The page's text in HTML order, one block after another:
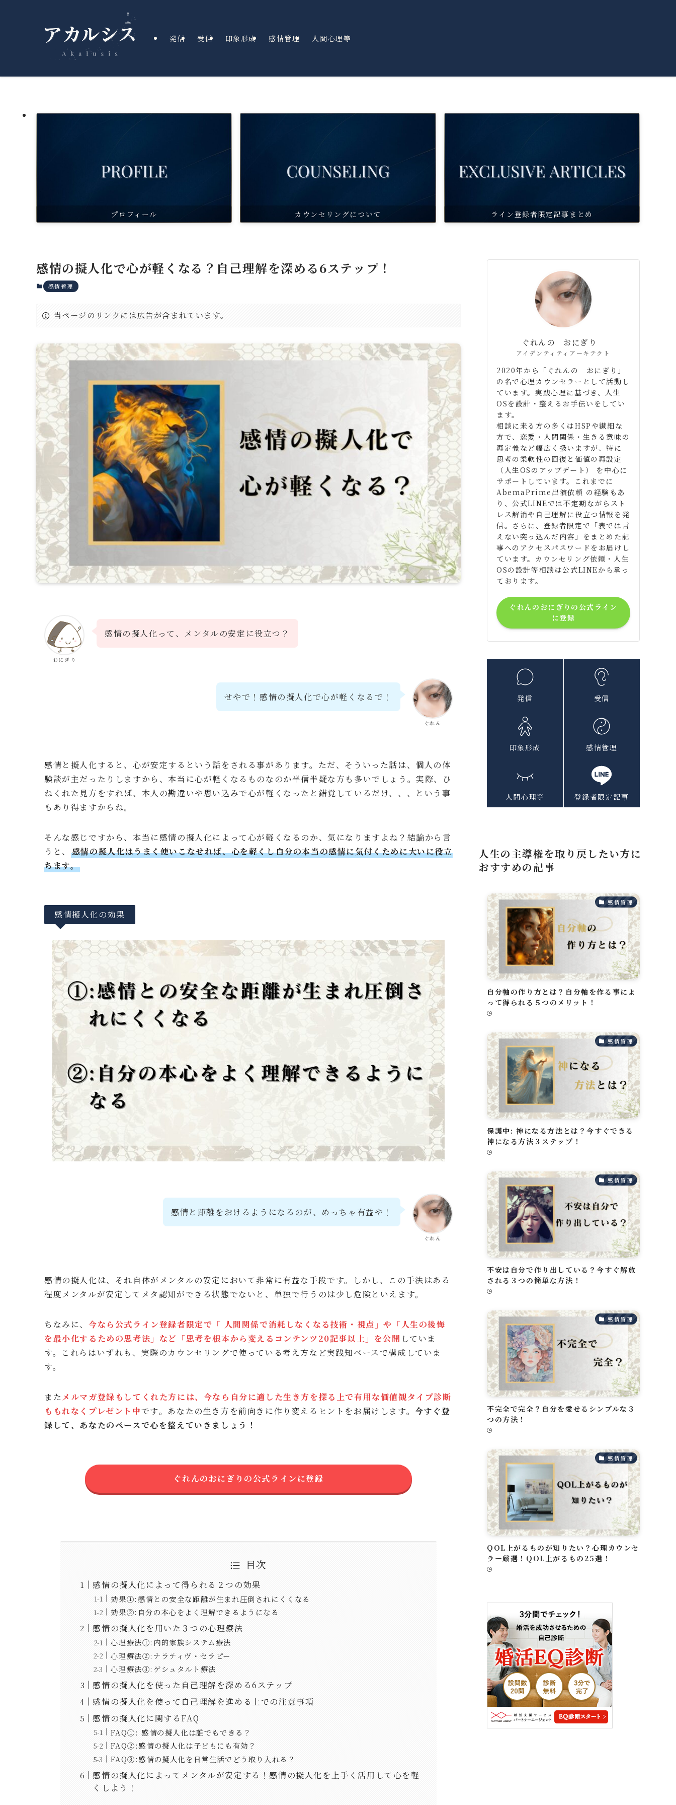
発信 受信 印象形成 感情管理 人間心理等
プロフィール カウンセリングについて ライン登録者限定記事まとめ
感情の擬人化で心が軽くなる？自己理解を深める6ステップ！
感情管理
当ページのリンクには広告が含まれています。
おにぎり
感情の擬人化って、メンタルの安定に役立つ？
ぐれん
せやで！感情の擬人化で心が軽くなるで！
感情と擬人化すると、心が安定するという話をされる事があります。ただ、そういった話は、個人の体
験談が主だったりしますから、本当に心が軽くなるものなのか半信半疑な方も多いでしょう。実際、ひ
ねくれた見方をすれば、本人の勘違いや思い込みで心が軽くなったと錯覚しているだけ、、、という事
もあり得ますからね。
そんな感じですから、本当に感情の擬人化によって心が軽くなるのか、気になりますよね？結論から言
うと、 感情の擬人化はうまく使いこなせれば、心を軽くし自分の本当の感情に気付くために大いに役立
ちます。
感情擬人化の効果
ぐれん
感情と距離をおけるようになるのが、めっちゃ有益や！
感情の擬人化は、それ自体がメンタルの安定において非常に有益な手段です。しかし、この手法はある
程度メンタルが安定してメタ認知ができる状態でないと、単独で行うのは少し危険といえます。
ちなみに、 今なら公式ライン登録者限定で「 人間関係で消耗しなくなる技術・視点」や「人生の後悔
を最小化するための思考法」など「思考を根本から変えるコンテンツ20記事以上」を公開 していま
す。これらはいずれも、実際のカウンセリングで使っている考え方など実践知ベースで構成していま
す。
またメルマガ登録もしてくれた方には、今なら自分に適した生き方を探る上で有用な価値観タイプ診断
ももれなくプレゼント中です。 あなたの生き方を前向きに作り変えるヒントをお届けします。今すぐ登
録して、あなたのペースで心を整えていきましょう！
ぐれんのおにぎりの公式ラインに登録
目次
感情の擬人化によって得られる２つの効果
効果①:感情との安全な距離が生まれ圧倒されにくくなる
効果②:自分の本心をよく理解できるようになる
感情の擬人化を用いた３つの心理療法
心理療法①:内的家族システム療法
心理療法②:ナラティヴ・セラピー
心理療法③:ゲシュタルト療法
感情の擬人化を使った自己理解を深める6ステップ
感情の擬人化を使って自己理解を進める上での注意事項
感情の擬人化に関するFAQ
FAQ①: 感情の擬人化は誰でもできる？
FAQ②:感情の擬人化は子どもにも有効？
FAQ③:感情の擬人化を日常生活でどう取り入れる？
感情の擬人化によってメンタルが安定する！感情の擬人化を上手く活用して心を軽
くしよう！
ぐれんの おにぎり
アイデンティティアーキテクト
2020年から「ぐれんの おにぎり」
の名で心理カウンセラーとして活動し
ています。実践心理に基づき、人生
OSを設計・整えるお手伝いをしてい
ます。
相談に来る方の多くはHSPや繊細な
方で、恋愛・人間関係・生きる意味の
再定義など幅広く扱いますが、特に
思考の柔軟性の回復と価値の再設定
（人生OSのアップデート） を中心に
サポートしています。これまでに
AbemaPrime出演依頼 の経験もあ
り、公式LINEでは不定期ながらスト
レス解消や自己理解に役立つ情報を発
信。さらに、登録者限定で「表では言
えない突っ込んだ内容」をまとめた記
事へのアクセスパスワードをお届けし
ています。カウンセリング依頼・人生
OSの設計等相談は公式LINEから承っ
ております。
ぐれんのおにぎりの公式ライン
に登録
発信 受信
印象形成 感情管理
人間心理等 登録者限定記事
人生の主導権を取り戻したい方に
おすすめの記事
感情管理
自分軸の作り方とは？自分軸を作る事によ
って得られる５つのメリット！
感情管理
保護中: 神になる方法とは？今すぐできる
神になる方法３ステップ！
感情管理
不安は自分で作り出している？今すぐ解放
される３つの簡単な方法！
感情管理
不完全で完全？自分を愛せるシンプルな３
つの方法！
感情管理
QOL上がるものが知りたい？心理カウンセ
ラー厳選！QOL上がるもの25選！